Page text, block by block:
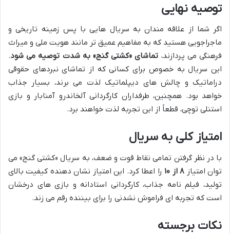
توصیه نهایی
اگر شما از علاقه مندان به سریال هایی با پس زمینه تاریخی و
ماجراجویی هستید که به مفاهیم عمیق تر مانند هویت ملی و میراث
فرهنگی می پردازند، تماشای «کشتی گنج» به شدت توصیه می شود.
این سریال به خصوص برای کسانی که از تماشای نبردهای حقوقی
دراماتیک و چالش های دیپلماتیک لذت می برند، بسیار جذاب
خواهد بود. همچنین، طرفداران کارگردانی آلخاندرو آمنابار و بازی
استنلی توچی، قطعاً از این تجربه لذت خواهند برد.
امتیاز کلی به سریال
با در نظر گرفتن تمامی نقاط قوت و ضعف، به سریال «کشتی گنج» می
توان امتیاز ۸ از ۱۰
را اعطا کرد. این امتیاز نشان دهنده کیفیت بالای
تولید، فیلم نامه جذاب، کارگردانی استادانه و بازی های درخشان
است که تجربه ای فراموش نشدنی را برای بیننده رقم می زند.
نکات برجسته